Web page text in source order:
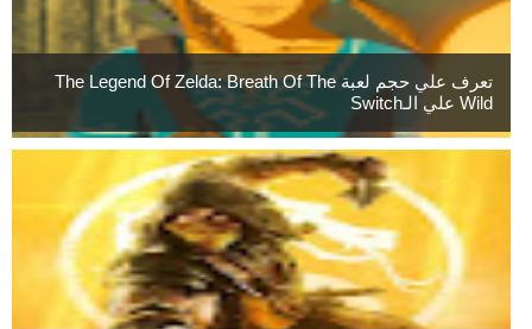
تعرف علي حجم لعبة The Legend Of Zelda: Breath Of The
Wild علي الـSwitch